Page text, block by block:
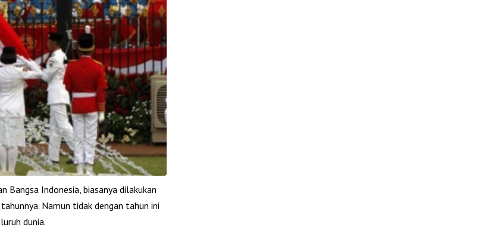
Bangsa Indonesia, biasanya dilakukan
Namun tidak dengan tahun ini
dunia.